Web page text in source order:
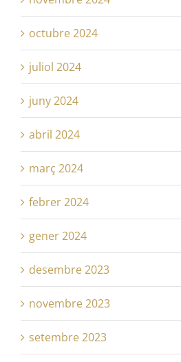
octubre 2024
juliol 2024
juny 2024
abril 2024
març 2024
febrer 2024
gener 2024
desembre 2023
novembre 2023
setembre 2023